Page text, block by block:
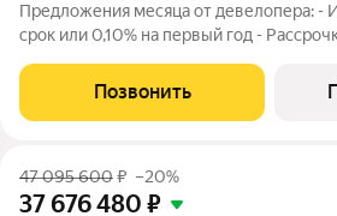
Предложения месяца от девелопера: -
срок или 0,10% на первый год -
Просторная 3-комнатная квартира.
32 этаже, без отделки.
Позвонить
47 095 600₽ –20%
37 676 480 ₽